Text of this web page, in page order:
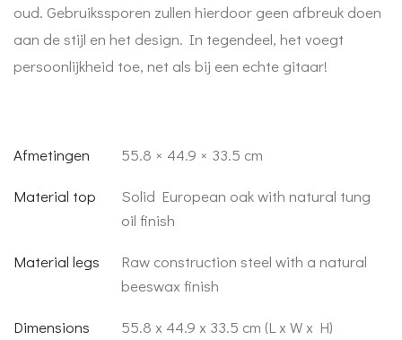
oud. Gebruikssporen zullen hierdoor geen afbreuk doen
aan de stijl en het design. In tegendeel, het voegt
persoonlijkheid toe, net als bij een echte gitaar!
Afmetingen
55.8 × 44.9 × 33.5 cm
Material top
Solid European oak with natural tung
oil finish
Material legs
Raw construction steel with a natural
beeswax finish
Dimensions
55.8 x 44.9 x 33.5 cm (L x W x H)